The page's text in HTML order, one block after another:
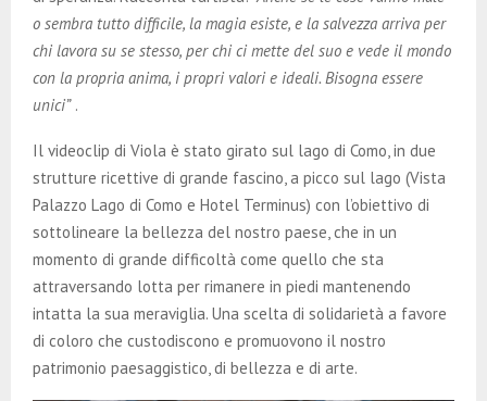
o sembra tutto difficile, la magia esiste, e la salvezza arriva per
chi lavora su se stesso, per chi ci mette del suo e vede il mondo
con la propria anima, i propri valori e ideali. Bisogna essere
unici”.
Il videoclip di Viola è stato girato sul lago di Como, in due
strutture ricettive di grande fascino, a picco sul lago (Vista
Palazzo Lago di Como e Hotel Terminus) con l’obiettivo di
sottolineare la bellezza del nostro paese, che in un
momento di grande difficoltà come quello che sta
attraversando lotta per rimanere in piedi mantenendo
intatta la sua meraviglia. Una scelta di solidarietà a favore
di coloro che custodiscono e promuovono il nostro
patrimonio paesaggistico, di bellezza e di arte.